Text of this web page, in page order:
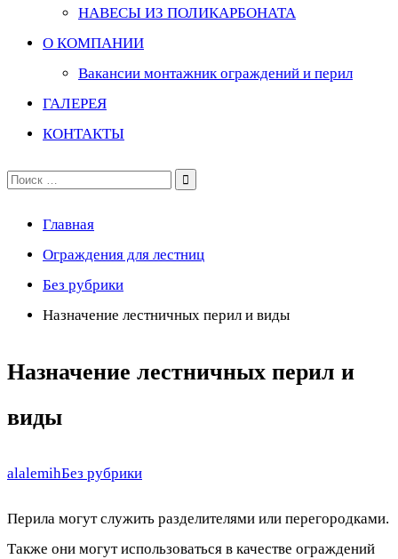
НАВЕСЫ ИЗ ПОЛИКАРБОНАТА
О КОМПАНИИ
Вакансии монтажник ограждений и перил
ГАЛЕРЕЯ
КОНТАКТЫ
Поиск
Главная
Ограждения для лестниц
Без рубрики
Назначение лестничных перил и виды
Назначение лестничных перил и
виды
alalemihБез рубрики
Перила могут служить разделителями или перегородками.
Также они могут использоваться в качестве ограждений